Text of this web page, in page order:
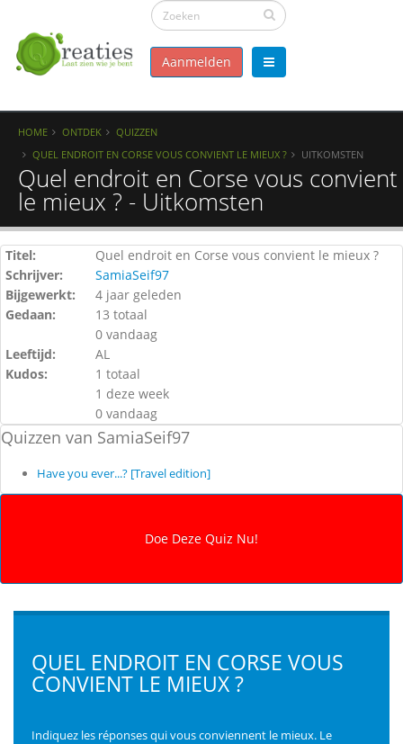
Aanmelden
HOME ONTDEK
QUIZZEN
QUEL ENDROIT EN CORSE VOUS CONVIENT LE MIEUX ?
UITKOMSTEN
Quel endroit en Corse vous convient
le mieux ? - Uitkomsten
Titel:
Quel endroit en Corse vous convient le mieux ?
Schrijver:
SamiaSeif97
Bijgewerkt:
4 jaar geleden
Gedaan:
13 totaal
0 vandaag
Leeftijd:
AL
Kudos:
1 totaal
1 deze week
0 vandaag
Quizzen van SamiaSeif97
Have you ever...? [Travel edition]
QUEL ENDROIT EN CORSE VOUS
CONVIENT LE MIEUX ?
Indiquez les réponses qui vous conviennent le mieux. Le